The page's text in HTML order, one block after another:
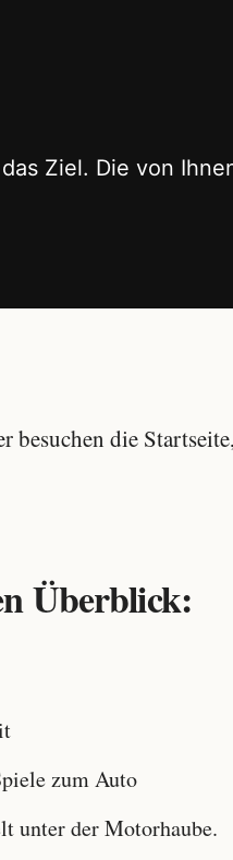
Ziel. Die von
besuchen die
Überblick:
zum Auto
unter der Motorhaube.